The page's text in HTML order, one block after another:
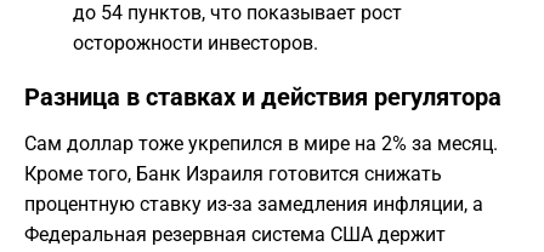
до 54 пунктов, что показывает рост
осторожности инвесторов.
Разница в ставках и действия регулятора
Сам доллар тоже укрепился в мире на 2% за месяц.
Кроме того, Банк Израиля готовится снижать
процентную ставку из-за замедления инфляции, а
Федеральная резервная система США держит